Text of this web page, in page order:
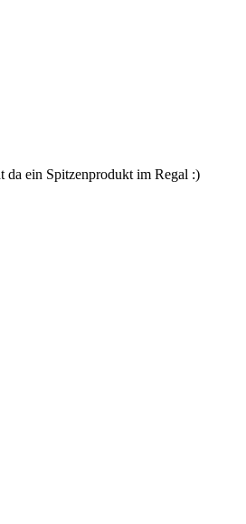
da ein Spitzenprodukt im Regal :)